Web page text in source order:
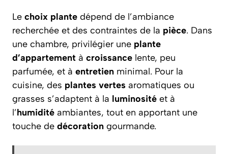
Le choix plante dépend de l’ambiance
recherchée et des contraintes de la pièce. Dans
une chambre, privilégier une plante
d’appartement à croissance lente, peu
parfumée, et à entretien minimal. Pour la
cuisine, des plantes vertes aromatiques ou
grasses s’adaptent à la luminosité et à
l’humidité ambiantes, tout en apportant une
touche de décoration gourmande.